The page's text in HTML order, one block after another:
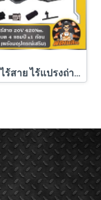
บล็อกไฟฟ้าไร้สาย ไร้แปรงถ่าน 20V OSUKA (แบต 4.0Ah.2 ก้อน) รุ่น OSID-520 (รับประกันศูนย์ 6 เดือน)